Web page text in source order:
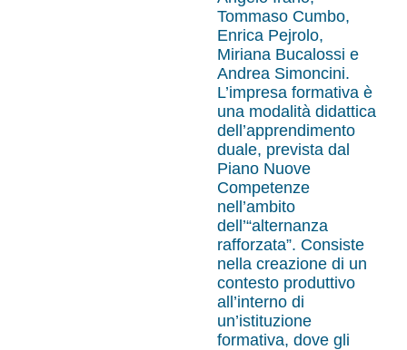
Tommaso Cumbo,
Enrica Pejrolo,
Miriana Bucalossi e
Andrea Simoncini.
L’impresa formativa è
una modalità didattica
dell’apprendimento
duale, prevista dal
Piano Nuove
Competenze
nell’ambito
dell’“alternanza
rafforzata”. Consiste
nella creazione di un
contesto produttivo
all’interno di
un’istituzione
formativa, dove gli